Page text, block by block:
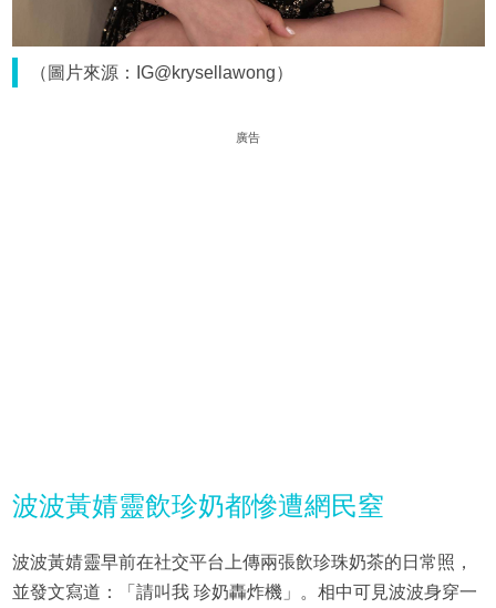
（圖片來源：IG@krysellawong）
廣告
波波黃婧靈飲珍奶都慘遭網民窒
波波黃婧靈早前在社交平台上傳兩張飲珍珠奶茶的日常照，
並發文寫道：「請叫我 珍奶轟炸機」。相中可見波波身穿一